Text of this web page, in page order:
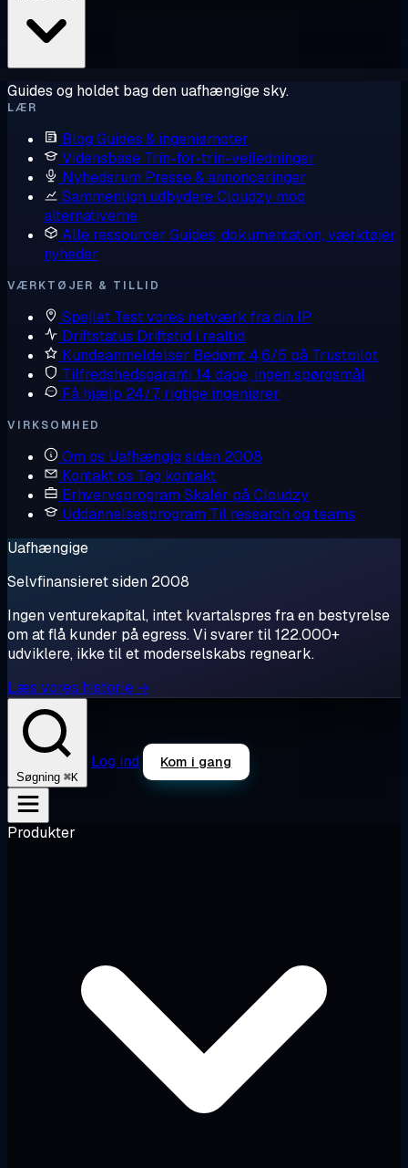
Guides og holdet bag den uafhængige sky.
LÆR
Blog Guides & ingeniørnoter
Vidensbase Trin-for-trin-vejledninger
Nyhedsrum Presse & annonceringer
Sammenlign udbydereCloudzy mod
alternativerne
Alle ressourcer Guides, dokumentation, værktøjer,
nyheder
VÆRKTØJER & TILLID
Spejlet Test vores netværk fra din IP
Driftstatus Driftstid i realtid
Kundeanmeldelser Bedømt 4,6/5 på Trustpilot
Tilfredshedsgaranti 14 dage, ingen spørgsmål
Få hjælp 24/7, rigtige ingeniører
VIRKSOMHED
Om os Uafhængig siden 2008
Kontakt os Tag kontakt
Erhvervsprogram Skalér på Cloudzy
Uddannelsesprogram Til research og teams
Uafhængige
Selvfinansieret siden 2008
Ingen venturekapital, intet kvartalspres fra en bestyrelse
om at flå kunder på egress. Vi svarer til 122.000+
udviklere, ikke til et moderselskabs regneark.
Læs vores historie →
Søgning ⌘K
Log ind Kom i gang
Produkter